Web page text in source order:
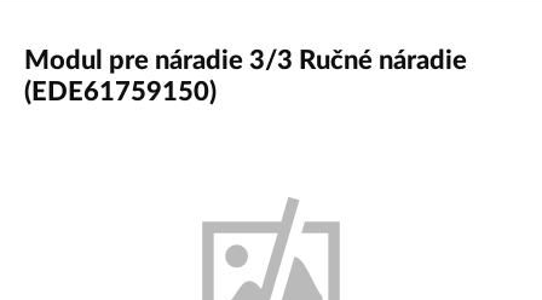
Modul pre náradie 3/3 Ručné náradie
(EDE61759150)